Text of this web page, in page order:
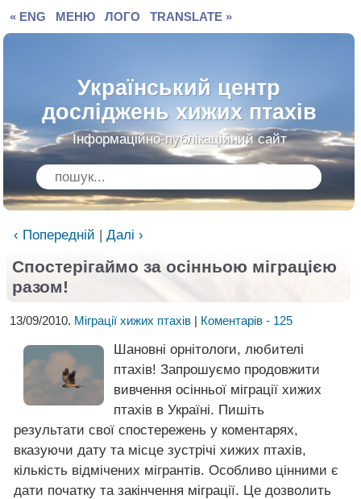
« ENG МЕНЮ ЛОГО TRANSLATE »
Український центр
досліджень хижих птахів
Інформаційно-публікаційний сайт
‹ Попередній | Далі ›
Спостерігаймо за осінньою міграцією
разом!
13/09/2010. Міграції хижих птахів | Коментарів - 125
Шановні орнітологи, любителі
птахів! Запрошуємо продовжити
вивчення осінньої міграції хижих
птахів в Україні. Пишіть
результати свої спостережень у коментарях,
вказуючи дату та місце зустрічі хижих птахів,
кількість відмічених мігрантів. Особливо цінними є
дати початку та закінчення міграції. Це дозволить